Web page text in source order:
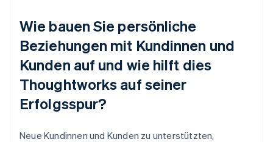
Wie bauen Sie persönliche
Beziehungen mit Kundinnen und
Kunden auf und wie hilft dies
Thoughtworks auf seiner
Erfolgsspur?
Neue Kundinnen und Kunden zu unterstützten,